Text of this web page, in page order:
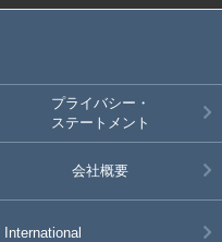
プライバシー・
ステートメント
会社概要
International